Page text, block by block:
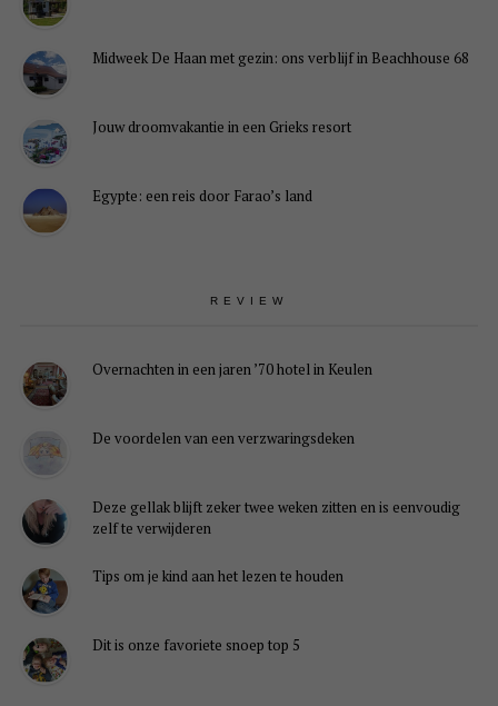
Midweek De Haan met gezin: ons verblijf in Beachhouse 68
Jouw droomvakantie in een Grieks resort
Egypte: een reis door Farao’s land
REVIEW
Overnachten in een jaren ’70 hotel in Keulen
De voordelen van een verzwaringsdeken
Deze gellak blijft zeker twee weken zitten en is eenvoudig
zelf te verwijderen
Tips om je kind aan het lezen te houden
Dit is onze favoriete snoep top 5